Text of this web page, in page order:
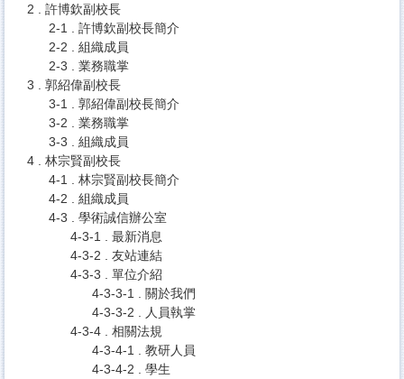
2 . 許博欽副校長
2-1 . 許博欽副校長簡介
2-2 . 組織成員
2-3 . 業務職掌
3 . 郭紹偉副校長
3-1 . 郭紹偉副校長簡介
3-2 . 業務職掌
3-3 . 組織成員
4 . 林宗賢副校長
4-1 . 林宗賢副校長簡介
4-2 . 組織成員
4-3 . 學術誠信辦公室
4-3-1 . 最新消息
4-3-2 . 友站連結
4-3-3 . 單位介紹
4-3-3-1 . 關於我們
4-3-3-2 . 人員執掌
4-3-4 . 相關法規
4-3-4-1 . 教研人員
4-3-4-2 . 學生